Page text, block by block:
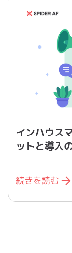
インハウス
ットと導入
続きを読む